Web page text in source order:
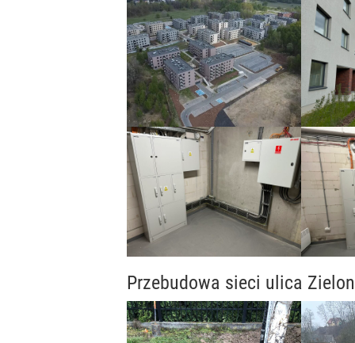
Przebudowa sieci ulica